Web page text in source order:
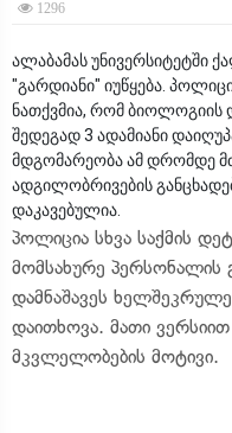
1296
ალაბამას უნივერსიტეტში
"გარდიანი" იუწყება.
ნათქვმია, რომ ბიოლოგიის
შედეგად 3 ადამიანი
მდგომარეობა ამ დრომდე
ადგილობრივების
დაკავებულია.
პოლიცია სხვა საქმის
მომსახურე პერსონალის
დამნაშავეს
დაითხოვა. მათი
მკვლელობების მოტივი.